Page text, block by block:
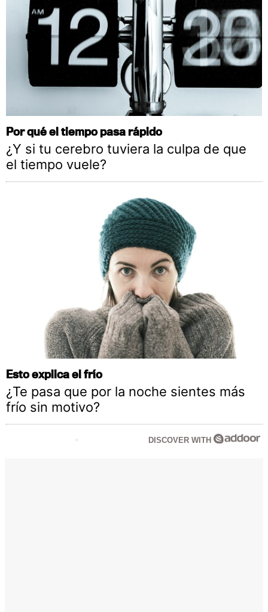
Por qué el tiempo pasa rápido
¿Y si tu cerebro tuviera la culpa de que
el tiempo vuele?
Esto explica el frío
¿Te pasa que por la noche sientes más
frío sin motivo?
DISCOVER WITH